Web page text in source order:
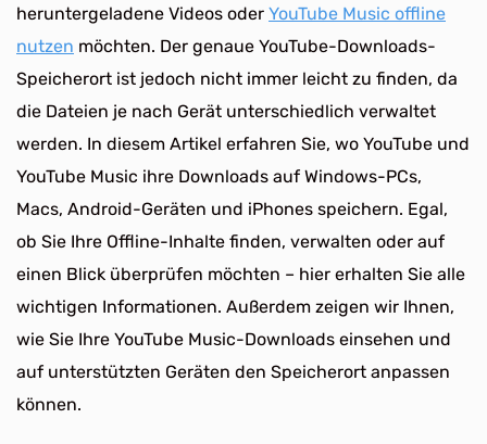
heruntergeladene Videos oder YouTube Music offline
nutzen möchten. Der genaue YouTube-Downloads-
Speicherort ist jedoch nicht immer leicht zu finden, da
die Dateien je nach Gerät unterschiedlich verwaltet
werden. In diesem Artikel erfahren Sie, wo YouTube und
YouTube Music ihre Downloads auf Windows-PCs,
Macs, Android-Geräten und iPhones speichern. Egal,
ob Sie Ihre Offline-Inhalte finden, verwalten oder auf
einen Blick überprüfen möchten – hier erhalten Sie alle
wichtigen Informationen. Außerdem zeigen wir Ihnen,
wie Sie Ihre YouTube Music-Downloads einsehen und
auf unterstützten Geräten den Speicherort anpassen
können.